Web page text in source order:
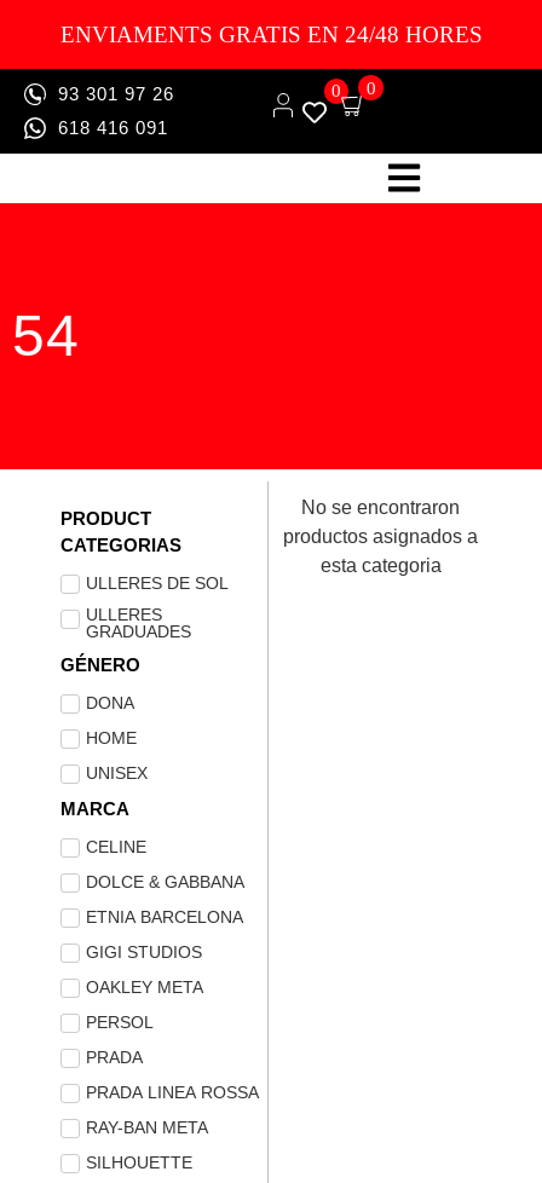
ENVIAMENTS GRATIS EN 24/48 HORES
93 301 97 26
618 416 091
0 0
54
PRODUCT
CATEGORIAS
ULLERES DE SOL
ULLERES
GRADUADES
GÉNERO
DONA
HOME
UNISEX
MARCA
CELINE
DOLCE & GABBANA
ETNIA BARCELONA
GIGI STUDIOS
OAKLEY META
PERSOL
PRADA
PRADA LINEA ROSSA
RAY-BAN META
SILHOUETTE
No se encontraron
productos asignados a
esta categoria